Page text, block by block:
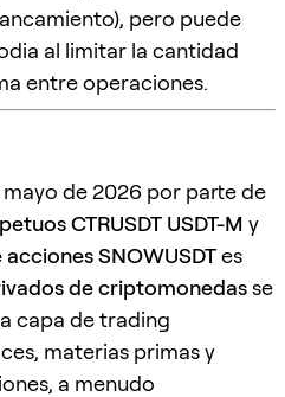
pero puede
al limitar la cantidad
entre operaciones.
de 2026 por parte de
CTRUSDT USDT-M y
SNOWUSDTes
de criptomonedasse
capa de trading
materias primas y
a menudo